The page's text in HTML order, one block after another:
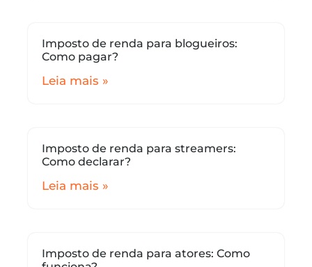
Imposto de renda para blogueiros:
Como pagar?
Leia mais »
Imposto de renda para streamers:
Como declarar?
Leia mais »
Imposto de renda para atores: Como